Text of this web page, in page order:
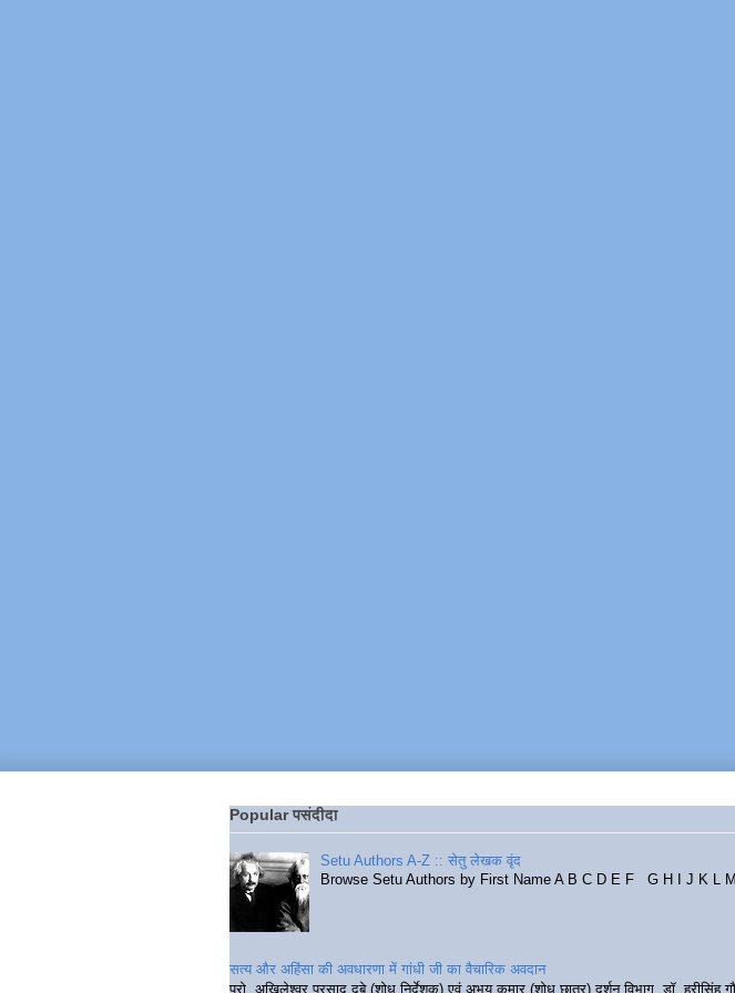
Popular पसंदीदा
Setu Authors A-Z :: सेतु लेखक वृंद
Browse Setu Authors by First Name A B C D E F G H I J K L
सत्य और अहिंसा की अवधारणा में गांधी जी का वैचारिक अवदान
प्रो. अखिलेश्वर प्रसाद दुबे (शोध निर्देशक) एवं अभय कुमार (शोध छात्र) दर्शन विभाग, डॉ. हरीसिंह